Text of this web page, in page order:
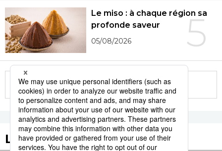
5
Le miso : à chaque région sa
profonde saveur
05/08/2026
More in this series
Les tags populaires